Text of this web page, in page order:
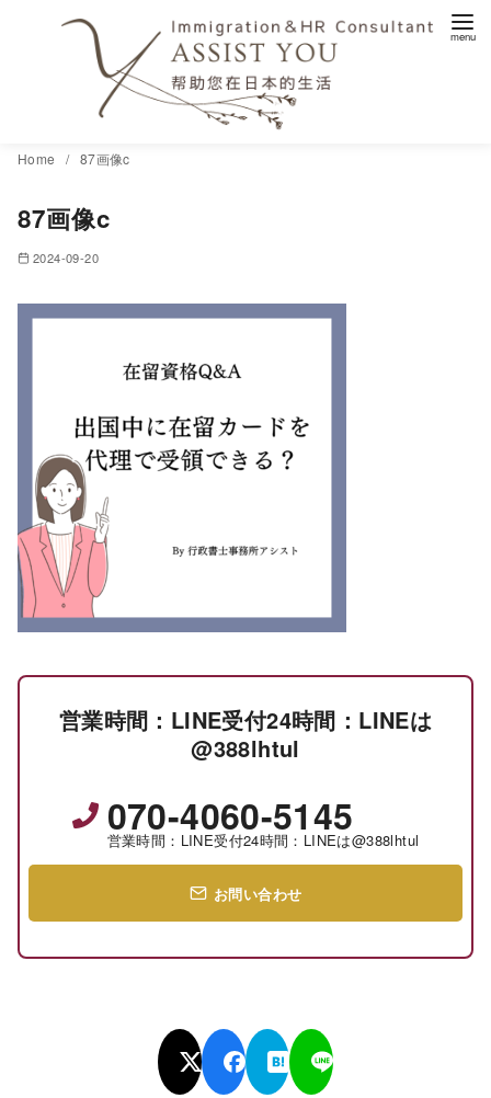
Home 87画像c
87画像c
2024-09-20
営業時間：LINE受付24時間：LINEは
@388lhtul
070-4060-5145
営業時間：LINE受付24時間：LINEは@388lhtul
お問い合わせ